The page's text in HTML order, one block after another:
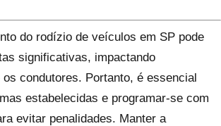
do rodízio de veículos em SP pode
significativas, impactando
condutores. Portanto, é essencial
estabelecidas e programar-se com
evitar penalidades. Manter a